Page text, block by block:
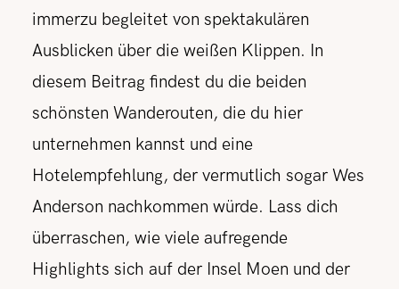
immerzu begleitet von spektakulären
Ausblicken über die weißen Klippen. In
diesem Beitrag findest du die beiden
schönsten Wanderouten, die du hier
unternehmen kannst und eine
Hotelempfehlung, der vermutlich sogar Wes
Anderson nachkommen würde. Lass dich
überraschen, wie viele aufregende
Highlights sich auf der Insel Moen und der